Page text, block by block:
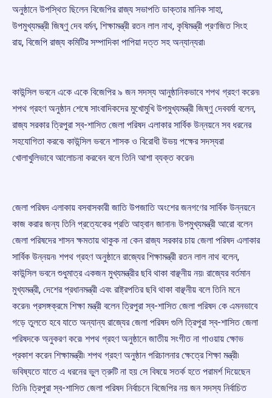
অনুষ্ঠানে উপস্থিত ছিলেন বিজেপির রাজ্য সভাপতি ডাক্তার মানিক সাহা,
উপমুখ্যমন্ত্রী জিষ্ণু দেব বর্মন, শিক্ষামন্ত্রী রতন লাল নাথ, কৃষিমন্ত্রী প্রণজিত সিংহ
রায়, বিজেপি রাজ্য কমিটির সম্পাদিকা পাপিয়া দত্ত সহ অন্যান্যরা৷
কাউন্সিল ভবনে একে একে বিজেপির ৯ জন সদস্য আনুষ্ঠানিকভাবে শপথ গ্রহণ করেন৷
শপথ গ্রহণ অনুষ্ঠান শেষে সাংবাদিকদের মুখোমুখি উপমুখ্যমন্ত্রী জিষ্ণু দেববর্মা বলেন,
রাজ্য সরকার ত্রিপুরা স্ব-শাসিত জেলা পরিষদ এলাকার সার্বিক উন্নয়নে সব ধরনের
সহযোগিতা করবে৷ কাউন্সিল ভবনে শাসক ও বিরোধী উভয় পক্ষের সদস্যরা
খোলাখুলিভাবে আলোচনা করবেন বলে তিনি আশা ব্যক্ত করেন৷
জেলা পরিষদ এলাকায় বসবাসকারী জাতি উপজাতি অংশের জনগণের সার্বিক উন্নয়নে
কাজ করার জন্য তিনি প্রত্যেকের প্রতি আহ্বান জানান৷ উপমুখ্যমন্ত্রী আরো বলেন
জেলা পরিষদের শাসন ক্ষমতায় থাকুক না কেন রাজ্য সরকার চায় জেলা পরিষদ এলাকার
সার্বিক উন্নয়ন৷ শপথ গ্রহণ অনুষ্ঠানে রাজ্যের শিক্ষামন্ত্রী রতন লাল নাথ বলেন,
কাউন্সিল ভবনে শুধুমাত্র একজন মুখ্যমন্ত্রীর ছবি থাকা বাঞ্ছনীয় নয়৷ রাজ্যের বর্তমান
মুখ্যমন্ত্রী, দেশের প্রধানমন্ত্রী এবং রাষ্ট্রপতির ছবি থাকা বাঞ্ছনীয় বলে তিনি মনে
করেন৷ প্রসঙ্গক্রমে শিক্ষা মন্ত্রী বলেন ত্রিপুরা স্ব-শাসিত জেলা পরিষদ কে এমনভাবে
গড়ে তুলতে হবে যাতে অন্যান্য রাজ্যের জেলা পরিষদ গুলি ত্রিপুরা স্ব-শাসিত জেলা
পরিষদকে অনুকরণ করে৷ শপথ গ্রহণ অনুষ্ঠানে জাতীয় সংগীত না গাওয়ায় ক্ষোভ
প্রকাশ করেন শিক্ষামন্ত্রী৷ শপথ গ্রহণ অনুষ্ঠান পরিচালনার ক্ষেত্রে শিক্ষা মন্ত্রী৷
ভবিষ্যতে যাতে এ ধরনের ভুল ত্রুটি না হয় সে বিষয়ে সতর্ক হতে পরামর্শ দিয়েছেন
তিনি৷ ত্রিপুরা স্ব-শাসিত জেলা পরিষদ নির্বাচনে বিজেপির নয় জন সদস্য নির্বাচিত